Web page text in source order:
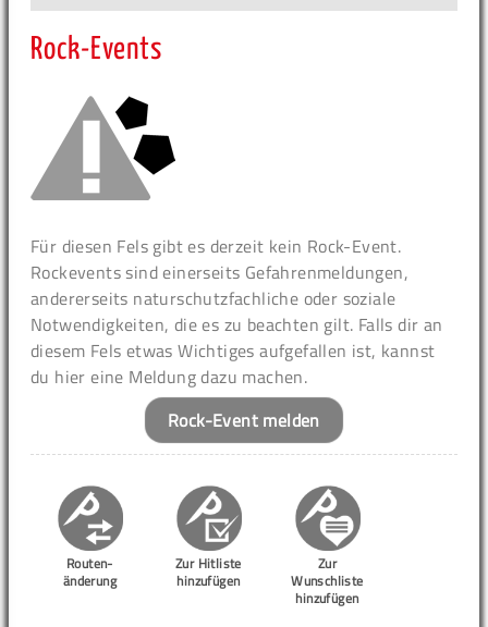
Rock-Events
Für diesen Fels gibt es derzeit kein Rock-Event.
Rockevents sind einerseits Gefahrenmeldungen,
andererseits naturschutzfachliche oder soziale
Notwendigkeiten, die es zu beachten gilt. Falls dir an
diesem Fels etwas Wichtiges aufgefallen ist, kannst
du hier eine Meldung dazu machen.
Rock-Event melden
Routen-
änderung
Zur Hitliste
hinzufügen
Zur
Wunschliste
hinzufügen